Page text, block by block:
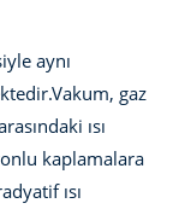
aynı
Vakum, gaz
ısı
kaplamalara
ısı